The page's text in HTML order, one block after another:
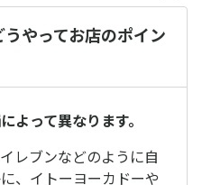
やってお店のポイン
よって異なります。
レブンなどのように自
、イトーヨーカドーや